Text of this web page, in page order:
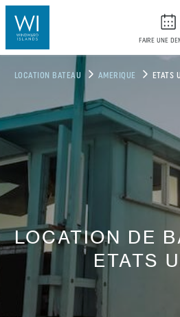
FAIRE UNE
LOCATION BATEAU AMERIQUE ETATS
LOCATION DE
ETATS